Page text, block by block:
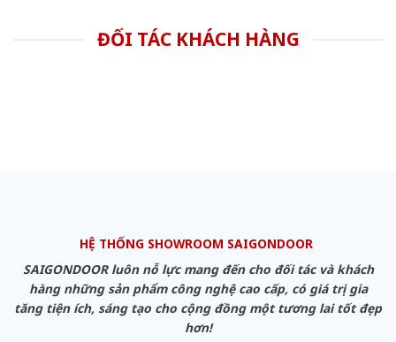
ĐỐI TÁC KHÁCH HÀNG
HỆ THỐNG SHOWROOM SAIGONDOOR
SAIGONDOOR luôn nỗ lực mang đến cho đối tác và khách
hàng những sản phẩm công nghệ cao cấp, có giá trị gia
tăng tiện ích, sáng tạo cho cộng đồng một tương lai tốt đẹp
hơn!